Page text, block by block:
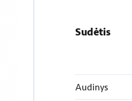
Sudėtis
Audinys